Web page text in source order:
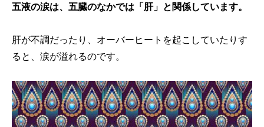
五液の涙は、五臓のなかでは「肝」と関係しています。
肝が不調だったり、オーバーヒートを起こしていたりす
ると、涙が溢れるのです。